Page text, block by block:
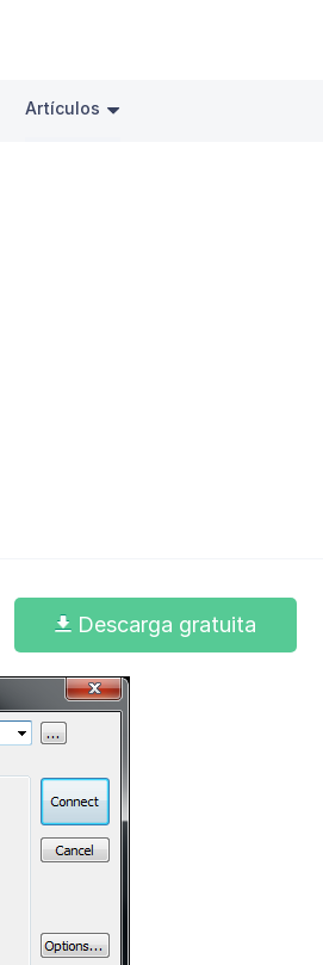
Artículos
Descarga gratuita